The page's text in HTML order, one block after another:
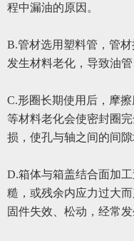
程中漏油的原因。
B.管材选用塑料管，管
发生材料老化，导致油
C.形圈长期使用后，摩
等材料老化会使密封圈
损，使孔与轴之间的间隙
D.箱体与箱盖结合面加
糙，或残余内应力过大
固件失效、松动，经常发